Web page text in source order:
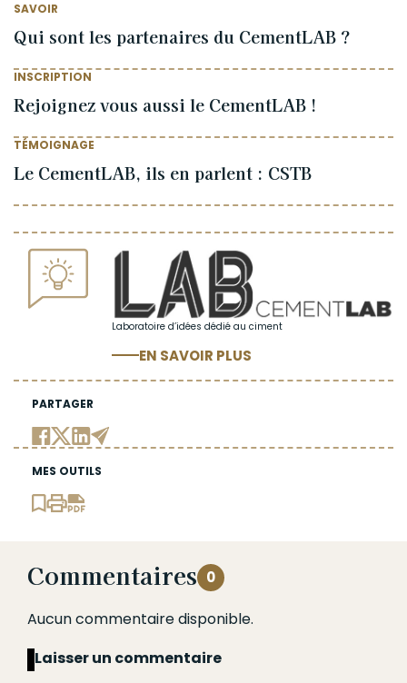
Laboratoire d’idées dédié au ciment
EN SAVOIR PLUS
PARTAGER
MES OUTILS
SAVOIR
Qui sont les partenaires du CementLAB ?
INSCRIPTION
Rejoignez vous aussi le CementLAB !
TÉMOIGNAGE
Le CementLAB, ils en parlent : CSTB
Commentaires 0
Aucun commentaire disponible.
Laisser un commentaire